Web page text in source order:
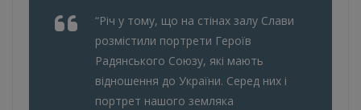
“Річ у тому, що на стінах залу Слави
розмістили портрети Героїв
Радянського Союзу, які мають
відношення до України. Серед них і
портрет нашого земляка